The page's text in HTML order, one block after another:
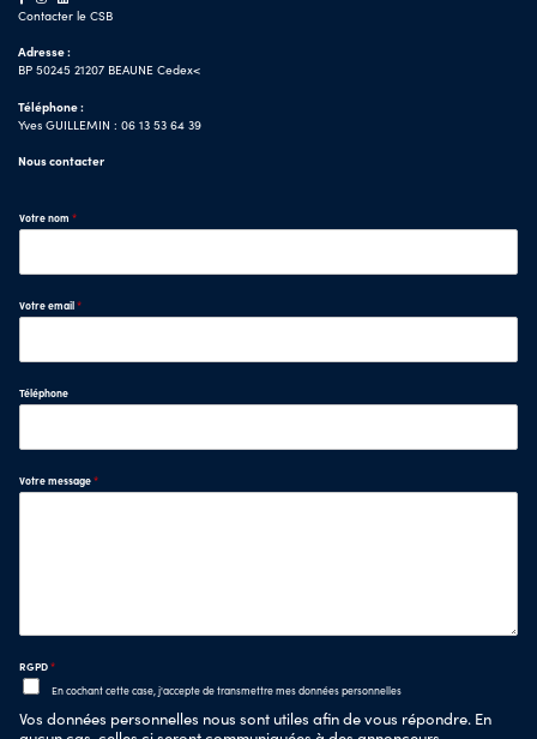
Contacter le CSB
Adresse :
BP 50245 21207 BEAUNE Cedex<
Téléphone :
Yves GUILLEMIN : 06 13 53 64 39
Nous contacter
Votre nom *
Votre email*
Téléphone
Votre message*
RGPD*
En cochant cette case, j'accepte de transmettre mes données personnelles
Vos données personnelles nous sont utiles afin de vous répondre. En